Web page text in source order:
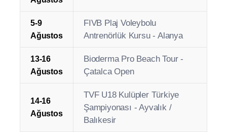
24-26
TVF U20 Kulüpler Türkiye
31
Ağustos
Bioderma Pro Beach Tour -
Uludağ Grand Slam*